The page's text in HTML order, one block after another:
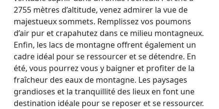
2755 mètres d’altitude, venez admirer la vue de
majestueux sommets. Remplissez vos poumons
d’air pur et crapahutez dans ce milieu montagneux.
Enfin, les lacs de montagne offrent également un
cadre idéal pour se ressourcer et se détendre. En
été, vous pourrez vous y baigner et profiter de la
fraîcheur des eaux de montagne. Les paysages
grandioses et la tranquillité des lieux en font une
destination idéale pour se reposer et se ressourcer.